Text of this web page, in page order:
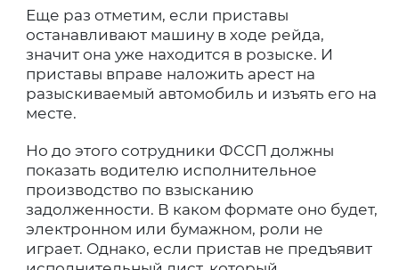
Еще раз отметим, если приставы
останавливают машину в ходе рейда,
значит она уже находится в розыске. И
приставы вправе наложить арест на
разыскиваемый автомобиль и изъять его на
месте.
Но до этого сотрудники ФССП должны
показать водителю исполнительное
производство по взысканию
задолженности. В каком формате оно будет,
электронном или бумажном, роли не
играет. Однако, если пристав не предъявит